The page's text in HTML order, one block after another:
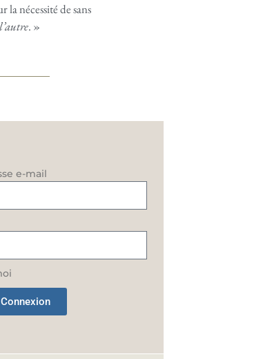
nécessité de sans
. »
e-mail
Connexion